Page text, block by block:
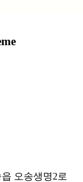
오송생명2로